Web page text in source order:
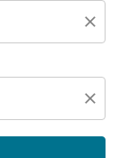
close
close